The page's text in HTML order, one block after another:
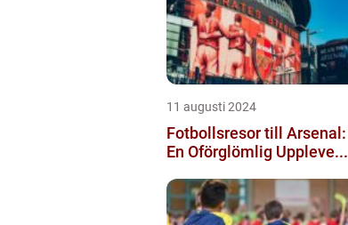
11 augusti 2024
Fotbollsresor till Arsenal:
En Oförglömlig Uppleve...